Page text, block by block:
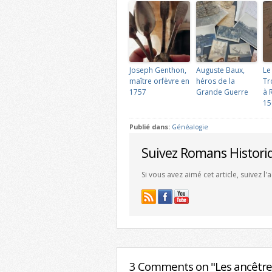
Joseph Genthon,
maître orfèvre en
1757
Auguste Baux,
héros de la
Grande Guerre
à
Publié dans: Généalogie
Suivez Romans
Si vous avez aimé cet article, suivez
3 Comments on "Les